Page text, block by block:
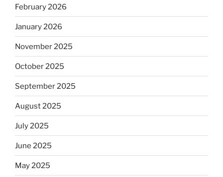
February 2026
January 2026
November 2025
October 2025
September 2025
August 2025
July 2025
June 2025
May 2025